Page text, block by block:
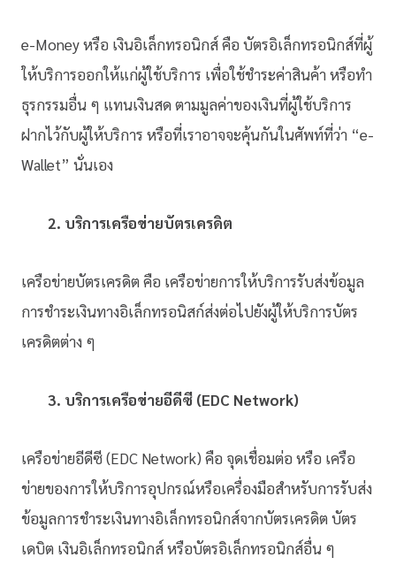
e-Money หรือ เงินอิเล็กทรอนิกส์ คือ บัตรอิเล็กทรอนิกส์ที่ผู้
ให้บริการออกให้แก่ผู้ใช้บริการ เพื่อใช้ชำระค่าสินค้า หรือทำ
ธุรกรรมอื่น ๆ แทนเงินสด ตามมูลค่าของเงินที่ผู้ใช้บริการ
ฝากไว้กับผู้ให้บริการ หรือที่เราอาจจะคุ้นกันในศัพท์ที่ว่า “e-
Wallet” นั่นเอง
2. บริการเครือข่ายบัตรเครดิต
เครือข่ายบัตรเครดิต คือ เครือข่ายการให้บริการรับส่งข้อมูล
การชำระเงินทางอิเล็กทรอนิสก์ส่งต่อไปยังผู้ให้บริการบัตร
เครดิตต่าง ๆ
3. บริการเครือข่ายอีดีซี (EDC Network)
เครือข่ายอีดีซี (EDC Network) คือ จุดเชื่อมต่อ หรือ เครือ
ข่ายของการให้บริการอุปกรณ์หรือเครื่องมือสำหรับการรับส่ง
ข้อมูลการชำระเงินทางอิเล็กทรอนิกส์จากบัตรเครดิต บัตร
เดบิต เงินอิเล็กทรอนิกส์ หรือบัตรอิเล็กทรอนิกส์อื่น ๆ